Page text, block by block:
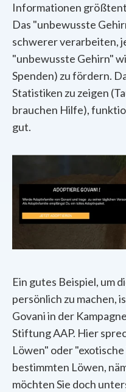
Informationen
Das "unbewusste
schwerer verarbeiten,
"unbewusste Gehirn"
Spenden) zu fördern.
Statistiken zu zeigen
brauchen Hilfe),
gut.
Ein gutes Beispiel, um
persönlich zu machen,
Govani in der
Stiftung AAP. Hier
Löwen" oder
bestimmten Löwen,
möchten Sie doch